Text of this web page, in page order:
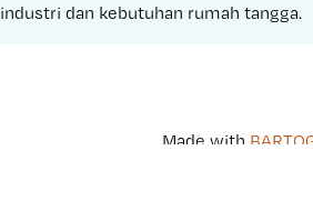
industri dan kebutuhan rumah tangga.
Made with